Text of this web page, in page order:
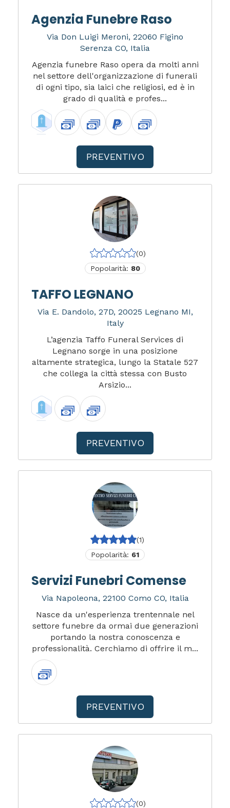
Agenzia Funebre Raso
Via Don Luigi Meroni, 22060 Figino
Serenza CO, Italia
Agenzia funebre Raso opera da molti anni
nel settore dell'organizzazione di funerali
di ogni tipo, sia laici che religiosi, ed è in
grado di qualità e profes...
PREVENTIVO
(0)
Popolarità: 80
TAFFO LEGNANO
Via E. Dandolo, 27D, 20025 Legnano MI,
Italy
L’agenzia Taffo Funeral Services di
Legnano sorge in una posizione
altamente strategica, lungo la Statale 527
che collega la città stessa con Busto
Arsizio...
PREVENTIVO
(1)
Popolarità: 61
Servizi Funebri Comense
Via Napoleona, 22100 Como CO, Italia
Nasce da un'esperienza trentennale nel
settore funebre da ormai due generazioni
portando la nostra conoscenza e
professionalità. Cerchiamo di offrire il m...
PREVENTIVO
(0)